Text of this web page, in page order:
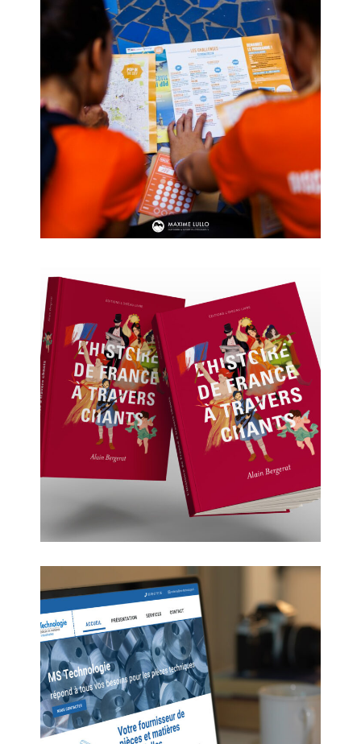
Pop in Marseille
Histoire de France à travers
chants
MSTechnologie